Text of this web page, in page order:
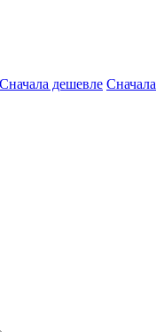
Сначала дешевле Сначала